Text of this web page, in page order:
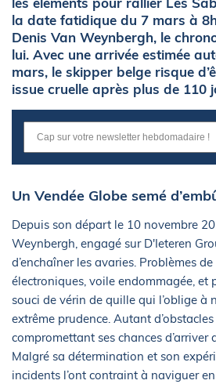
la date fatidique du 7 mars à
Denis Van Weynbergh, le
lui. Avec une arrivée estimée
mars, le skipper belge risque
issue cruelle après plus de 110
Un Vendée Globe semé
Depuis son départ le 10 novembre
Weynbergh, engagé sur D'Ieteren
d’enchaîner les avaries. Problèmes
électroniques, voile endommagée, et
souci de vérin de quille qui l’oblige à
extrême prudence. Autant
compromettant ses chances
Malgré sa détermination et son
incidents l’ont contraint à naviguer